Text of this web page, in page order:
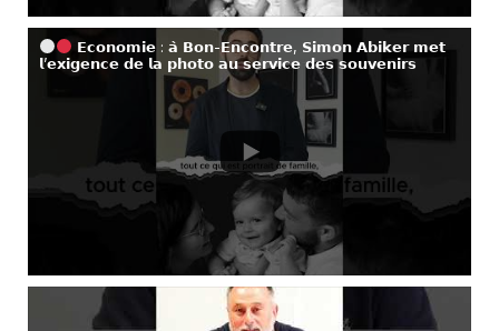
𝗘𝗰𝗼𝗻𝗼𝗺𝗶𝗲 : 𝗮̀ 𝗕𝗼𝗻-𝗘𝗻𝗰𝗼𝗻𝘁𝗿𝗲, 𝗦𝗶𝗺𝗼𝗻 𝗔𝗯𝗶𝗸𝗲𝗿 𝗺𝗲𝘁
𝗹’𝗲𝘅𝗶𝗴𝗲𝗻𝗰𝗲 𝗱𝗲 𝗹𝗮 𝗽𝗵𝗼𝘁𝗼 𝗮𝘂 𝘀𝗲𝗿𝘃𝗶𝗰𝗲 𝗱𝗲𝘀 𝘀𝗼𝘂𝘃𝗲𝗻𝗶𝗿𝘀